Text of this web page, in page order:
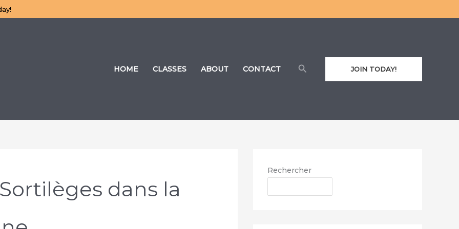
HOME CLASSES ABOUT CONTACT RechercherJOIN TODAY!
dans la
Rechercher